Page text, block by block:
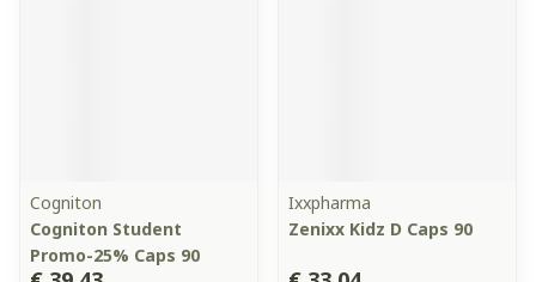
Cogniton
Cogniton Student
Promo-25% Caps 90
Ixxpharma
Zenixx Kidz D Caps 90